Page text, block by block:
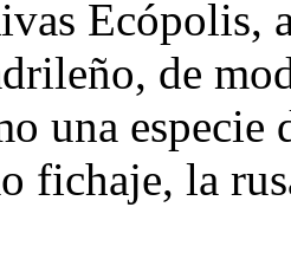
Ecópolis,
de
una
fichaje, la